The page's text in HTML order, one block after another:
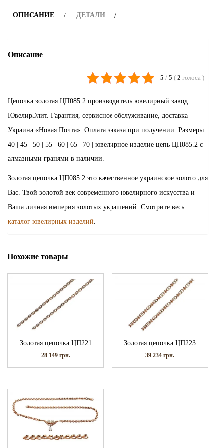
ОПИСАНИЕ ДЕТАЛИ
Описание
5 / 5 ( 2 голоса )
Цепочка золотая ЦП085.2 производитель ювелирный завод
ЮвелирЭлит. Гарантия, сервисное обслуживание, доставка
Украина «Новая Почта». Оплата заказа при получении. Размеры:
40 | 45 | 50 | 55 | 60 | 65 | 70 | ювелирное изделие цепь ЦП085.2 с
алмазными гранями в наличии.
Золотая цепочка ЦП085.2 это качественное украинское золото для
Вас. Твой золотой век современного ювелирного искусства и
Ваша личная империя золотых украшений. Смотрите весь
каталог ювелирных изделий
Похожие товары
Золотая цепочка ЦП221
28 149 грн.
Золотая цепочка ЦП223
39 234грн.